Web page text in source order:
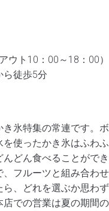
ト10：00～18：00）
徒歩5分
氷特集の常連です。ボ
使ったかき氷はふわふ
どん食べることができ
、フルーツと組み合わせ
、どれを選ぶか思わず
での営業は夏の期間の